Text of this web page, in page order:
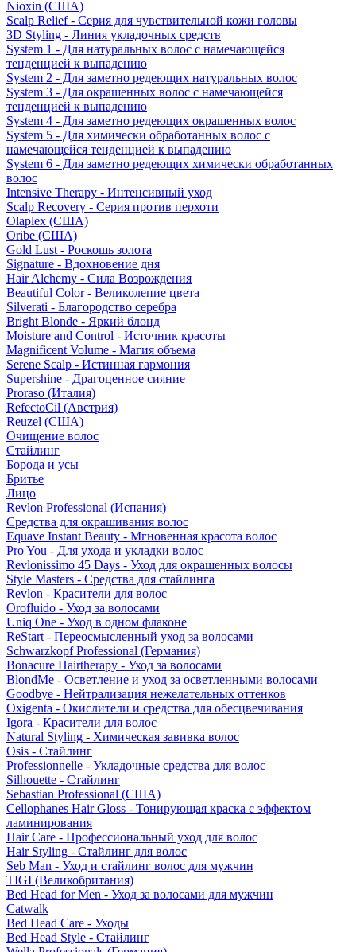
Nioxin (США)
Scalp Relief - Серия для чувствительной кожи головы
3D Styling - Линия укладочных средств
System 1 - Для натуральных волос с намечающейся
тенденцией к выпадению
System 2 - Для заметно редеющих натуральных волос
System 3 - Для окрашенных волос с намечающейся
тенденцией к выпадению
System 4 - Для заметно редеющих окрашенных волос
System 5 - Для химически обработанных волос с
намечающейся тенденцией к выпадению
System 6 - Для заметно редеющих химически обработанных
волос
Intensive Therapy - Интенсивный уход
Scalp Recovery - Серия против перхоти
Olaplex (США)
Oribe (США)
Gold Lust - Роскошь золота
Signature - Вдохновение дня
Hair Alchemy - Сила Возрождения
Beautiful Color - Великолепие цвета
Silverati - Благородство серебра
Bright Blonde - Яркий блонд
Moisture and Control - Источник красоты
Magnificent Volume - Магия объема
Serene Scalp - Истинная гармония
Supershine - Драгоценное сияние
Proraso (Италия)
RefectoCil (Австрия)
Reuzel (США)
Очищение волос
Стайлинг
Борода и усы
Бритье
Лицо
Revlon Professional (Испания)
Средства для окрашивания волос
Equave Instant Beauty - Мгновенная красота волос
Pro You - Для ухода и укладки волос
Revlonissimo 45 Days - Уход для окрашенных волосы
Style Masters - Средства для стайлинга
Revlon - Красители для волос
Orofluido - Уход за волосами
Uniq One - Уход в одном флаконе
ReStart - Переосмысленный уход за волосами
Schwarzkopf Professional (Германия)
Bonacure Hairtherapy - Уход за волосами
BlondMe - Осветление и уход за осветленными волосами
Goodbye - Нейтрализация нежелательных оттенков
Oxigenta - Окислители и средства для обесцвечивания
Igora - Красители для волос
Natural Styling - Химическая завивка волос
Osis - Стайлинг
Professionnelle - Укладочные средства для волос
Silhouette - Стайлинг
Sebastian Professional (США)
Cellophanes Hair Gloss - Тонирующая краска с эффектом
ламинирования
Hair Care - Профессиональный уход для волос
Hair Styling - Стайлинг для волос
Seb Man - Уход и стайлинг волос для мужчин
TIGI (Великобритания)
Bed Head for Men - Уход за волосами для мужчин
Catwalk
Bed Head Care - Уходы
Bed Head Style - Стайлинг